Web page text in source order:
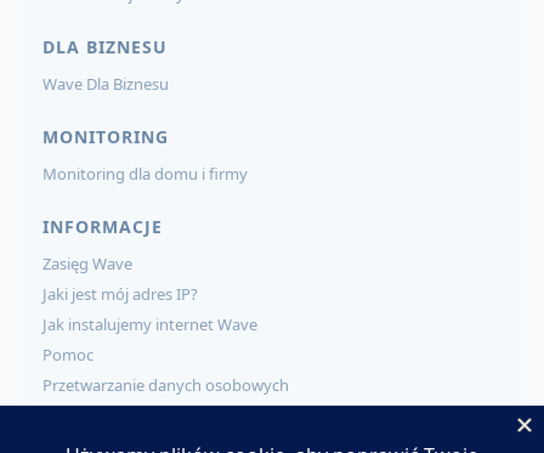
DLA BIZNESU
Wave Dla Biznesu
MONITORING
Monitoring dla domu i firmy
INFORMACJE
Zasięg Wave
Jaki jest mój adres IP?
Jak instalujemy internet Wave
Pomoc
Przetwarzanie danych osobowych